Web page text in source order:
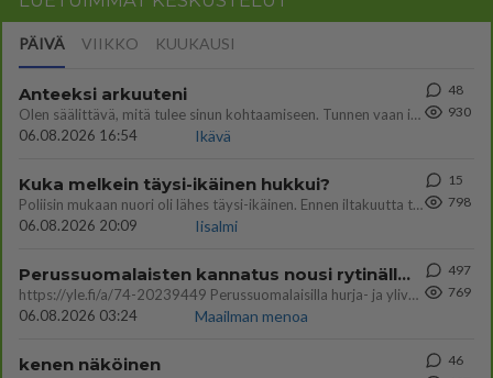
PÄIVÄ VIIKKO KUUKAUSI
Anteeksi arkuuteni
Olen säälittävä, mitä tulee sinun kohtaamiseen. Tunnen vaan itseni todella epävarmaksi sun kanssa. Jos minun olisi pitän
06.08.2026 16:54
Ikävä
48
930
Kuka melkein täysi-ikäinen hukkui?
Poliisin mukaan nuori oli lähes täysi-ikäinen. Ennen iltakuutta tulleen ilmoituksen mukaan ihminen oli joutunut mahdoll
06.08.2026 20:09
Iisalmi
15
798
Perussuomalaisten kannatus nousi rytinällä Ylen tänään julkaisemassa tuoreimmassa gallup-kyselyssä.
https://yle.fi/a/74-20239449 Perussuomalaisilla hurja- ja ylivoimaisesti suurin nousu tässä uudessa Ylen gallupissa. Kyl
06.08.2026 03:24
Maailman menoa
497
769
kenen näköinen
46